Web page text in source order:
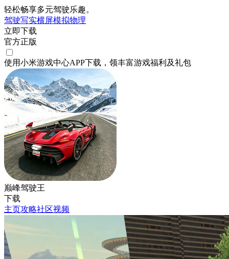
轻松畅享多元驾驶乐趣。
驾驶写实横屏模拟物理
立即下载
官方正版
使用小米游戏中心APP下载 ，领丰富游戏福利 及礼包
巅峰驾驶王
下载
主页攻略社区视频